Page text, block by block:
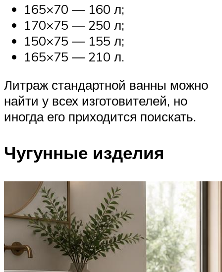
165×70 ― 160 л;
170×75 ― 250 л;
150×75 ― 155 л;
165×75 ― 210 л.
Литраж стандартной ванны можно
найти у всех изготовителей, но
иногда его приходится поискать.
Чугунные изделия